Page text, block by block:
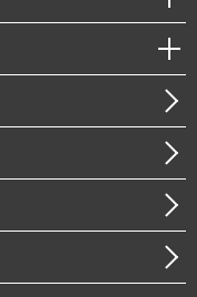
・防災（政策）
ィ